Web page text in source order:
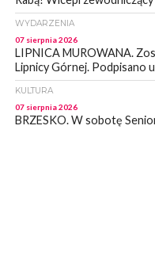
WYDARZENIA
07 sierpnia 2026
LIPNICA MUROWANA.
Lipnicy Górnej. Podpisano
KULTURA
07 sierpnia 2026
BRZESKO. W sobotę